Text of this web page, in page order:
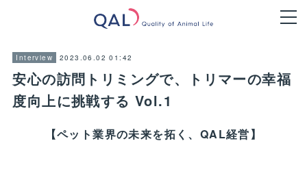
Interview 2023.06.02 01:42
安心の訪問トリミングで、トリマーの幸福
度向上に挑戦する Vol.1
【ペット業界の未来を拓く、QAL経営】